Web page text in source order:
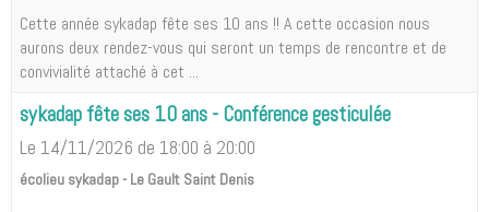
Cette année sykadap fête ses 10 ans !! A cette occasion nous
aurons deux rendez-vous qui seront un temps de rencontre et de
convivialité attaché à cet ...
sykadap fête ses 10 ans - Conférence gesticulée
Le 14/11/2026 de 18:00 à 20:00
écolieu sykadap - Le Gault Saint Denis